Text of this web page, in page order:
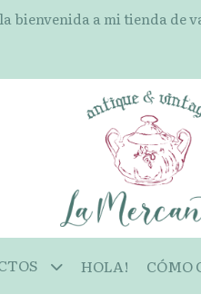
bienvenida a mi tienda
HOLA! CÓMO